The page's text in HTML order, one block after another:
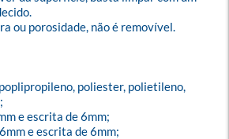
ou porosidade, não é removível.
poliester, polietileno,
e escrita de 6mm;
e escrita de 6mm;